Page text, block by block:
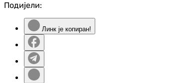
Подијели:
Линк је копиран!